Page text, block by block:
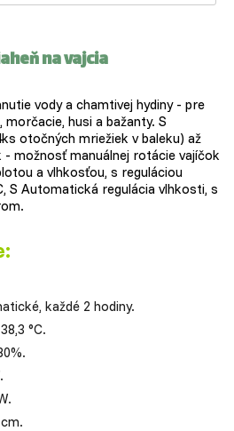
na vajcia
vody a chamtivej hydiny - pre
husi a bažanty. S
otočných mriežiek v baleku) až
- možnosť manuálnej rotácie vajíčok
a vlhkosťou, s reguláciou
S Automatická regulácia vlhkosti, s
každé 2 hodiny.
°C.